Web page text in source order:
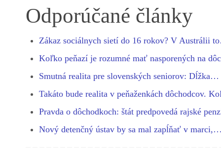
bo
ok
se
ng
er
ts
A
pp
gr
a
m
ed
In
re
Odporúčané články
Zákaz sociálnych sietí do 16 rokov? V Austrálii
Koľko peňazí je rozumné mať nasporených na
Smutná realita pre slovenských seniorov: Dĺžka…
Takáto bude realita v peňaženkách dôchodcov.
Pravda o dôchodkoch: štát predpovedá rajské
Nový detenčný ústav by sa mal zapĺňať v marci,…